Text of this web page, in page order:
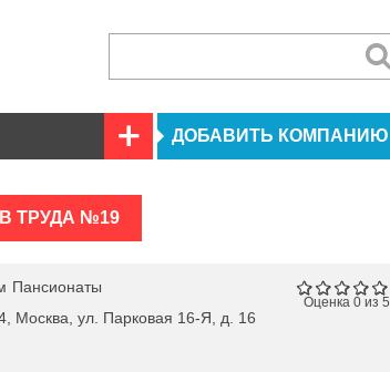
ДОБАВИТЬ КОМПАНИЮ
ТРУДА №19
Оценка 0 из 5
Пансионаты
Москва, ул. Парковая 16-Я, д. 16